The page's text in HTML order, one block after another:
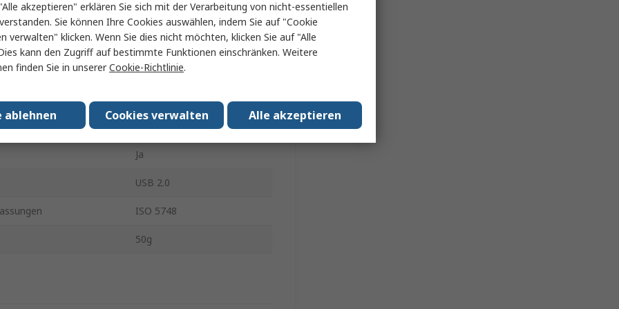
Ja
Typ EU
Ja
Automatisch
Ja
USB 2.0
ISO 5748
50g
akzeptieren" erklären Sie sich mit der Verarbeitung von nicht-essentiellen
Sie können Ihre Cookies auswählen, indem Sie auf "Cookie
verwalten" klicken. Wenn Sie dies nicht möchten, klicken Sie auf "Alle
kann den Zugriff auf bestimmte Funktionen einschränken. Weitere
finden Sie in unsererCookie-Richtlinie.
Alle akzeptieren
Cookies verwalten
ablehnen